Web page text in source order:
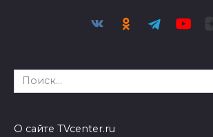
Search
for:
О сайте TVcenter.ru